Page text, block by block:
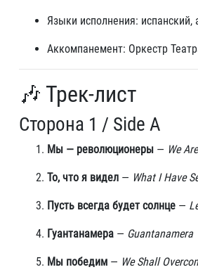
Языки исполнения: испанский,
Аккомпанемент: Оркестр
🎶 Трек-лист
Сторона 1 / Side A
Мы — революционеры — We
То, что я видел — What I Have
Пусть всегда будет солнце —
Гуантанамера — Guantanamera
Мы победим — We Shall